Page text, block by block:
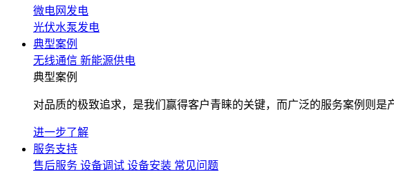
微电网发电
光伏水泵发电
典型案例
无线通信 新能源供电
典型案例
对品质的极致追求，是我们赢得客户青睐的关键，而广泛的服务案例则
进一步了解
服务支持
售后服务 设备调试 设备安装 常见问题